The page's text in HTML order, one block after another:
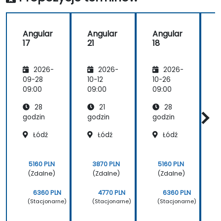
niesamowicie
Angular
17
2026-
09-28
09:00
28
godzin
Łódź
5160 PLN
(Zdalne)
6360 PLN
(Stacjonarne)
Angular
21
2026-
10-12
09:00
21
godzin
Łódź
3870 PLN
(Zdalne)
4770 PLN
(Stacjonarne)
Angular
18
2026-
10-26
09:00
28
godzin
Łódź
5160 PLN
(Zdalne)
6360 PLN
(Stacjonarne)